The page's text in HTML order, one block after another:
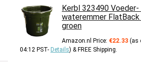
Kerbl 323490 Voeder-
wateremmer FlatBack
groen
Amazon.nl Price: €22.33 (as
04:12 PST- Details) & FREE Shipping.